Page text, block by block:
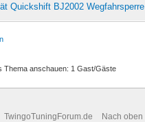
Quickshift BJ2002 Wegfahrsperre
Thema anschauen: 1 Gast/Gäste
TwingoTuningForum.de Nach oben